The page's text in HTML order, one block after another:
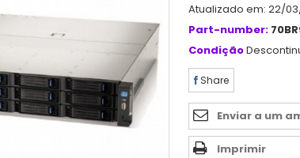
Atualizado em: 22/
Part-number:
Condição
Share
Enviar a um
Imprimir